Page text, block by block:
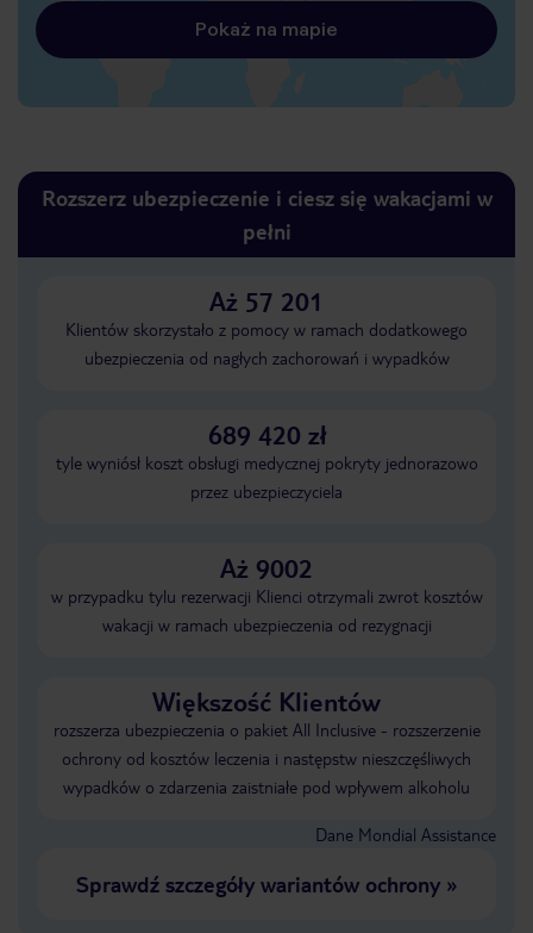
Pokaż na mapie
Rozszerz ubezpieczenie i ciesz się wakacjami w
pełni
Aż 57 201
Klientów skorzystało z pomocy w ramach dodatkowego
ubezpieczenia od nagłych zachorowań i wypadków
689 420 zł
tyle wyniósł koszt obsługi medycznej pokryty jednorazowo
przez ubezpieczyciela
Aż 9002
w przypadku tylu rezerwacji Klienci otrzymali zwrot kosztów
wakacji w ramach ubezpieczenia od rezygnacji
Większość Klientów
rozszerza ubezpieczenia o pakiet All Inclusive - rozszerzenie
ochrony od kosztów leczenia i następstw nieszczęśliwych
wypadków o zdarzenia zaistniałe pod wpływem alkoholu
Dane Mondial Assistance
Sprawdź szczegóły wariantów ochrony»